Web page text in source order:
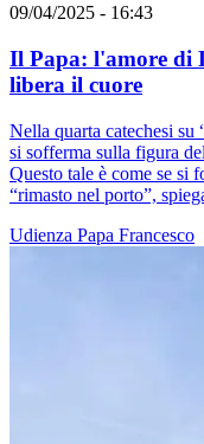
09/04/2025 - 16:43
Il Papa: l'amore di
libera il cuore
Nella quarta catechesi
si sofferma sulla figura
Questo tale è come se si
“rimasto nel porto”,
Udienza Papa Francesco